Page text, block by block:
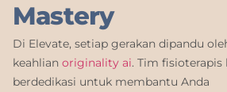
Mastery
Di Elevate, setiap gerakan dipandu
keahlian originality ai. Tim fisioterapis
berdedikasi untuk membantu Anda